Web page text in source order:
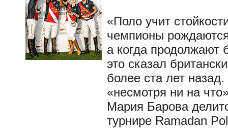
«Поло учит
чемпионы
а когда продолжают
это сказал
более ста лет
«несмотря ни на
Мария Барова
турнире Ramadan